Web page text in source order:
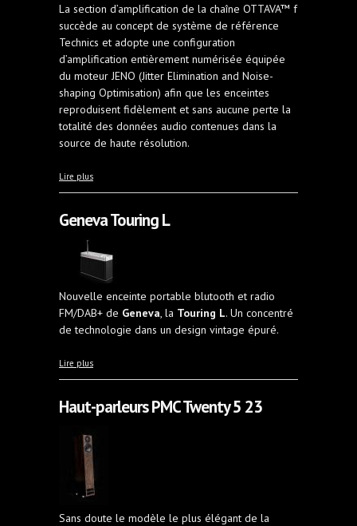
La section d’amplification de la chaîne OTTAVA™ f
succède au concept de système de référence
Technics et adopte une configuration
d’amplification entièrement numérisée équipée
du moteur JENO (Jitter Elimination and Noise-
shaping Optimisation) afin que les enceintes
reproduisent fidèlement et sans aucune perte la
totalité des données audio contenues dans la
source de haute résolution.
Lire plus
Geneva Touring L
Nouvelle enceinte portable blutooth et radio
FM/DAB+ de Geneva , la Touring L. Un concentré
de technologie dans un design vintage épuré.
Lire plus
Haut-parleurs PMC Twenty 5 23
Sans doute le modèle le plus élégant de la